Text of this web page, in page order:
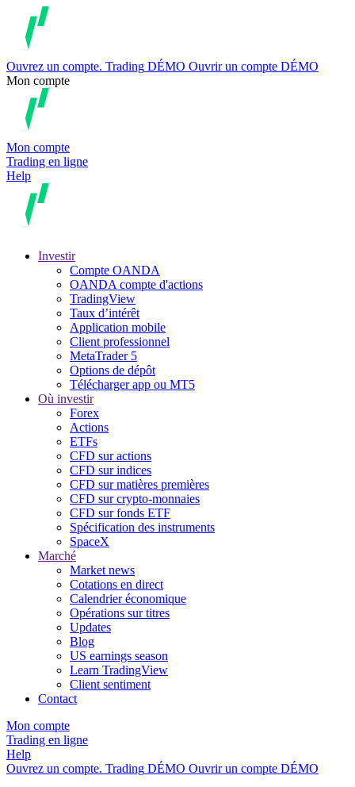
Ouvrez un compte. Trading DÉMO Ouvrir un compte DÉMO
Mon compte
Mon compte
Trading en ligne
Help
Investir
Compte OANDA
OANDA compte d'actions
TradingView
Taux d’intérêt
Application mobile
Client professionnel
MetaTrader 5
Options de dépôt
Télécharger app ou MT5
Où investir
Forex
Actions
ETFs
CFD sur actions
CFD sur indices
CFD sur matières premières
CFD sur crypto-monnaies
CFD sur fonds ETF
Spécification des instruments
SpaceX
Marché
Market news
Cotations en direct
Calendrier économique
Opérations sur titres
Updates
Blog
US earnings season
Learn TradingView
Client sentiment
Contact
Mon compte
Trading en ligne
Help
Ouvrez un compte. Trading DÉMO Ouvrir un compte DÉMO